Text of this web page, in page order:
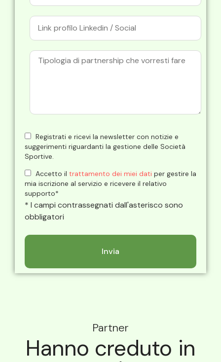
Registrati e ricevi la newsletter con notizie e
suggerimenti riguardanti la gestione delle Società
Sportive.
Accetto il trattamento dei miei dati per gestire la
mia iscrizione al servizio e ricevere il relativo
supporto*
* I campi contrassegnati dall'asterisco sono
obbligatori
Partner
Hanno creduto in